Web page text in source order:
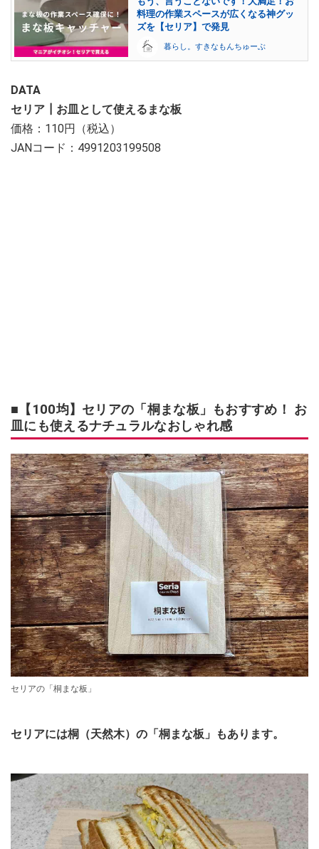
料理の作業スペースが広くなる神グッ
ズを【セリア】で発見
暮らし。すきなもんちゅーぶ
DATA
セリア┃お皿として使えるまな板
価格：110円（税込）
JANコード：4991203199508
■【100均】セリアの「桐まな板」もおすすめ！ お
皿にも使えるナチュラルなおしゃれ感
セリアの「桐まな板」
セリアには桐（天然木）の「桐まな板」もあります。